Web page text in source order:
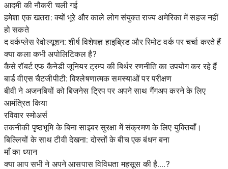
आदमी की नौकरी चली गई
हमेशा एक खतरा: क्यों भूरे और काले लोग संयुक्त राज्य अमेरिका में सहज नहीं
हो सकते
द वर्कप्लेस रेवोल्यूशन: शीर्ष विशेषज्ञ हाइब्रिड और रिमोट वर्क पर चर्चा करते हैं
क्या कला कभी अपोलिटिकल है?
कैसे रॉबर्ट एफ कैनेडी जूनियर ट्रम्प की बिर्थर रणनीति का उपयोग कर रहे हैं
बार्ड वीएस चैटजीपीटी: विश्लेषणात्मक समस्याओं पर परीक्षण
बीवी ने अजनबियों को बिजनेस ट्रिप पर अपने साथ गैंगअप करने के लिए
आमंत्रित किया
रविवार स्मोअर्स
तकनीकी पृष्ठभूमि के बिना साइबर सुरक्षा में संक्रमण के लिए युक्तियाँ।
बिल्लियों के साथ टीवी देखना: दोस्तों के बीच एक बंधन बना
माँ का ध्यान
क्या आप सभी ने अपने आसपास विविधता महसूस की है....?